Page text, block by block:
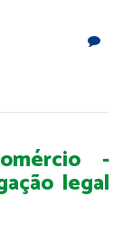
-
legal